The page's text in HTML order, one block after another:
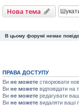
Нова тема
В цьому форумі немає
ПРАВА ДОСТУПУ
Ви не можете створювати
Ви не можете відповідати
Ви не можете редагувати
Ви не можете видаляти ваші